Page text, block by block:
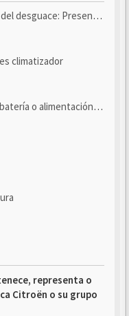
Presentación y seguimiento
climatizador
o alimentación eléctri...
representa o
Citroën o su grupo